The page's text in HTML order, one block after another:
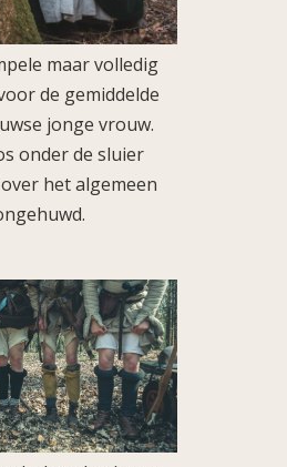
maar volledig
de gemiddelde
jonge vrouw.
onder de sluier
het algemeen